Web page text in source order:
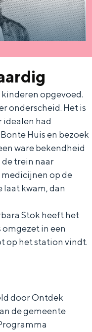
n
S
e
i
opgevoed.
onderscheid. Het is
idealen had
Huis en bezoek
ware bekendheid
de trein naar
op de
laat kwam, dan
Stok heeft het
in een
op het station vindt.
door Ontdek
de gemeente